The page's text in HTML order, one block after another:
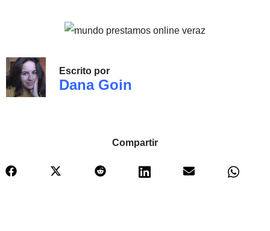
Escrito por
Dana Goin
Compartir